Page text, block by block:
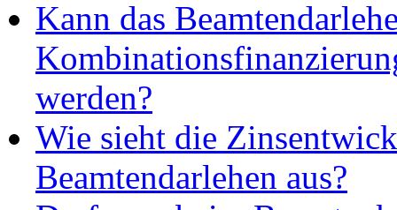
Kann das
werden?
Wie sieht die
Beamtendarlehen aus?